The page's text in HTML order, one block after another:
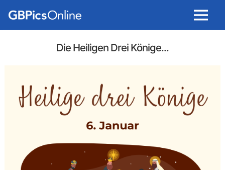
Menu
Die Heiligen Drei Könige...